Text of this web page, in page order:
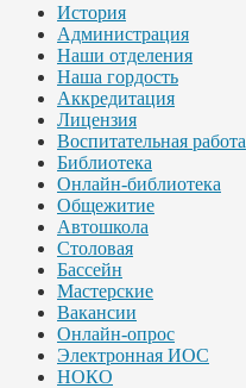
История
Администрация
Наши отделения
Наша гордость
Аккредитация
Лицензия
Воспитательная работа
Библиотека
Онлайн-библиотека
Общежитие
Автошкола
Столовая
Бассейн
Мастерские
Вакансии
Онлайн-опрос
Электронная ИОС
НОКО